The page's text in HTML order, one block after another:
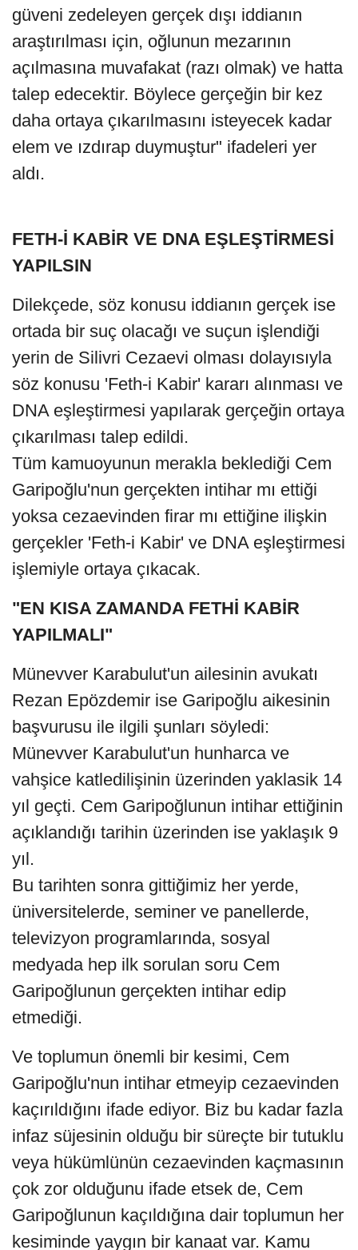
güveni zedeleyen gerçek dışı iddianın
araştırılması için, oğlunun mezarının
açılmasına muvafakat (razı olmak) ve hatta
talep edecektir. Böylece gerçeğin bir kez
daha ortaya çıkarılmasını isteyecek kadar
elem ve ızdırap duymuştur" ifadeleri yer
aldı.
FETH-İ KABİR VE DNA EŞLEŞTİRMESİ
YAPILSIN
Dilekçede, söz konusu iddianın gerçek ise
ortada bir suç olacağı ve suçun işlendiği
yerin de Silivri Cezaevi olması dolayısıyla
söz konusu 'Feth-i Kabir' kararı alınması ve
DNA eşleştirmesi yapılarak gerçeğin ortaya
çıkarılması talep edildi.
Tüm kamuoyunun merakla beklediği Cem
Garipoğlu'nun gerçekten intihar mı ettiği
yoksa cezaevinden firar mı ettiğine ilişkin
gerçekler 'Feth-i Kabir' ve DNA eşleştirmesi
işlemiyle ortaya çıkacak.
"EN KISA ZAMANDA FETHİ KABİR
YAPILMALI"
Münevver Karabulut'un ailesinin avukatı
Rezan Epözdemir ise Garipoğlu aikesinin
başvurusu ile ilgili şunları söyledi:
Münevver Karabulut'un hunharca ve
vahşice katledilişinin üzerinden yaklasik 14
yıl geçti. Cem Garipoğlunun intihar ettiğinin
açıklandığı tarihin üzerinden ise yaklaşık 9
yıl.
Bu tarihten sonra gittiğimiz her yerde,
üniversitelerde, seminer ve panellerde,
televizyon programlarında, sosyal
medyada hep ilk sorulan soru Cem
Garipoğlunun gerçekten intihar edip
etmediği.
Ve toplumun önemli bir kesimi, Cem
Garipoğlu'nun intihar etmeyip cezaevinden
kaçırıldığını ifade ediyor. Biz bu kadar fazla
infaz süjesinin olduğu bir süreçte bir tutuklu
veya hükümlünün cezaevinden kaçmasının
çok zor olduğunu ifade etsek de, Cem
Garipoğlunun kaçıldığına dair toplumun her
kesiminde yaygın bir kanaat var. Kamu